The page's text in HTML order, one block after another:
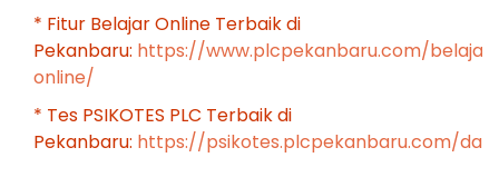
* Fitur Belajar Online Terbaik di
Pekanbaru: https://www.plcpekanbaru.com/
online/
* Tes PSIKOTES PLC Terbaik di
Pekanbaru: https://psikotes.plcpekanbaru.com/